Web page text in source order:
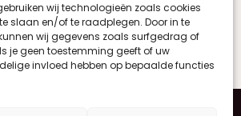
wij technologieën zoals cookies
slaan en/of te raadplegen. Door in te
wij gegevens zoals surfgedrag of
je geen toestemming geeft of uw
invloed hebben op bepaalde functies